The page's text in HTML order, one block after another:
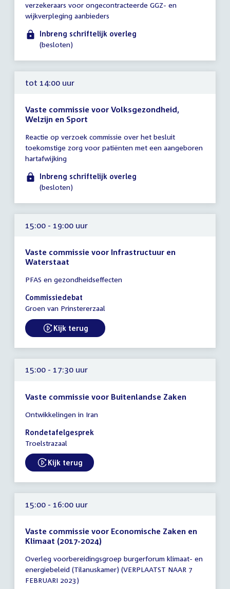
uur
verzekeraars voor ongecontracteerde GGZ- en
wijkverpleging aanbieders
Inbreng schriftelijk overleg
(besloten)
tot 14:00 uur
Vaste commissie voor Volksgezondheid,
Welzijn en Sport
vergadering
tot
14:00
uur
Reactie op verzoek commissie over het besluit
toekomstige zorg voor patiënten met een aangeboren
hartafwijking
Inbreng schriftelijk overleg
(besloten)
15:00 - 19:00 uur
Vaste commissie voor Infrastructuur en
Waterstaat
vergadering
15:00
-
uur
PFAS en gezondheidseffecten
Commissiedebat
Groen van Prinstererzaal
External link:
Kijk terug
15:00 - 17:30 uur
Vaste commissie voor Buitenlandse Zaken
vergadering
15:00
-
uur
Ontwikkelingen in Iran
Rondetafelgesprek
Troelstrazaal
External link:
Kijk terug
15:00 - 16:00 uur
Vaste commissie voor Economische Zaken en
Klimaat (2017-2024)
vergadering
15:00
-
Overleg voorbereidingsgroep burgerforum klimaat- en
energiebeleid (Tilanuskamer) (VERPLAATST NAAR 7
FEBRUARI 2023)